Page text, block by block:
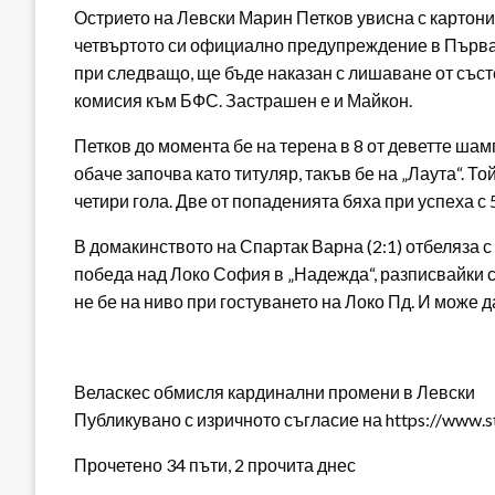
Острието на Левски Марин Петков увисна с
четвъртото си официално предупреждение в
при следващо, ще бъде наказан с лишаване от
комисия към БФС. Застрашен е и Майкон.
Петков до момента бе на терена в 8 от деветте
обаче започва като титуляр, такъв бе на „Лаута“.
четири гола. Две от попаденията бяха при успеха
В домакинството на Спартак Варна (2:1) отбеляза
победа над Локо София в „Надежда“, разписвайки
не бе на ниво при гостуването на Локо Пд. И може
Веласкес обмисля кардинални промени в Левски
Публикувано с изричното съгласие на https://
Прочетено 34 пъти, 2 прочита днес